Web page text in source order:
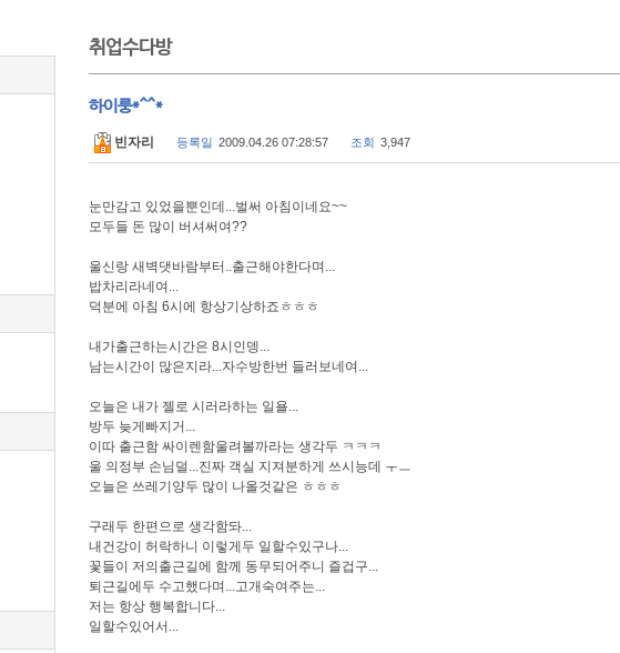
취업수다방
하이룽*^^*
빈자리 등록일 2009.04.26 07:28:57 조회 3,947
눈만감고 있었을뿐인데...벌써 아침이네요~~
모두들 돈 많이 버셔써여??
울신랑 새벽댓바람부터..출근해야한다며...
밥차리라네여...
덕분에 아침 6시에 항상기상하죠ㅎㅎㅎ
내가출근하는시간은 8시인뎅...
남는시간이 많은지라...자수방한번 들러보네여...
오늘은 내가 젤로 시러라하는 일욜...
방두 늦게빠지거...
이따 출근함 싸이렌함울려볼까라는 생각두 ㅋㅋㅋ
울 의정부 손님덜...진짜 객실 지져분하게 쓰시능데 ㅜㅡ
오늘은 쓰레기양두 많이 나올것같은 ㅎㅎㅎ
구래두 한편으로 생각함돠...
내건강이 허락하니 이렇게두 일할수있구나...
꽃들이 저의출근길에 함께 동무되어주니 즐겁구...
퇴근길에두 수고했다며...고개숙여주는...
저는 항상 행복합니다...
일할수있어서...